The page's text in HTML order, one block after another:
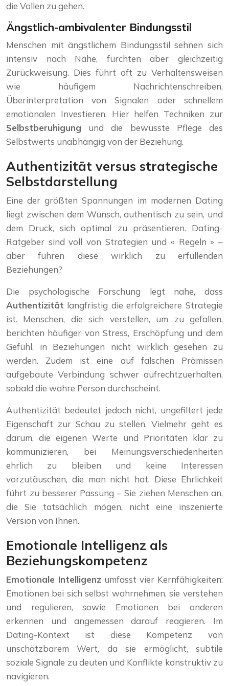
die Vollen zu gehen.
Ängstlich-ambivalenter Bindungsstil
Menschen mit ängstlichem Bindungsstil sehnen sich
intensiv nach Nähe, fürchten aber gleichzeitig
Zurückweisung. Dies führt oft zu Verhaltensweisen
wie häufigem Nachrichtenschreiben,
Überinterpretation von Signalen oder schnellem
emotionalen Investieren. Hier helfen Techniken zur
Selbstberuhigung und die bewusste Pflege des
Selbstwerts unabhängig von der Beziehung.
Authentizität versus strategische
Selbstdarstellung
Eine der größten Spannungen im modernen Dating
liegt zwischen dem Wunsch, authentisch zu sein, und
dem Druck, sich optimal zu präsentieren. Dating-
Ratgeber sind voll von Strategien und « Regeln » –
aber führen diese wirklich zu erfüllenden
Beziehungen?
Die psychologische Forschung legt nahe, dass
Authentizität langfristig die erfolgreichere Strategie
ist. Menschen, die sich verstellen, um zu gefallen,
berichten häufiger von Stress, Erschöpfung und dem
Gefühl, in Beziehungen nicht wirklich gesehen zu
werden. Zudem ist eine auf falschen Prämissen
aufgebaute Verbindung schwer aufrechtzuerhalten,
sobald die wahre Person durchscheint.
Authentizität bedeutet jedoch nicht, ungefiltert jede
Eigenschaft zur Schau zu stellen. Vielmehr geht es
darum, die eigenen Werte und Prioritäten klar zu
kommunizieren, bei Meinungsverschiedenheiten
ehrlich zu bleiben und keine Interessen
vorzutäuschen, die man nicht hat. Diese Ehrlichkeit
führt zu besserer Passung – Sie ziehen Menschen an,
die Sie tatsächlich mögen, nicht eine inszenierte
Version von Ihnen.
Emotionale Intelligenz als
Beziehungskompetenz
Emotionale Intelligenz umfasst vier Kernfähigkeiten:
Emotionen bei sich selbst wahrnehmen, sie verstehen
und regulieren, sowie Emotionen bei anderen
erkennen und angemessen darauf reagieren. Im
Dating-Kontext ist diese Kompetenz von
unschätzbarem Wert, da sie ermöglicht, subtile
soziale Signale zu deuten und Konflikte konstruktiv zu
navigieren.